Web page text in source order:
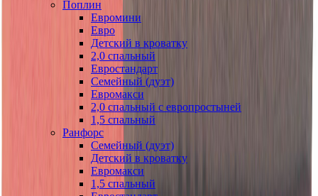
Поплин
Евромини
Евро
Детский в кроватку
2,0 спальный
Евростандарт
Семейный (дуэт)
Евромакси
2,0 спальный с европростыней
1,5 спальный
Ранфорс
Семейный (дуэт)
Детский в кроватку
Евромакси
1,5 спальный